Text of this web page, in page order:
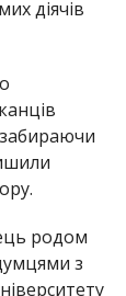
діячів
родом
з